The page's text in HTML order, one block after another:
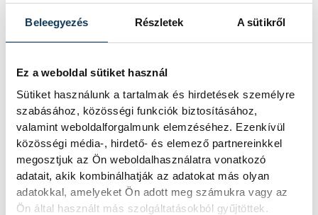
Beleegyezés Részletek A sütikről
Ez a weboldal sütiket használ
Sütiket használunk a tartalmak és hirdetések személyre
szabásához, közösségi funkciók biztosításához,
valamint weboldalforgalmunk elemzéséhez. Ezenkívül
közösségi média-, hirdető- és elemező partnereinkkel
megosztjuk az Ön weboldalhasználatra vonatkozó
adatait, akik kombinálhatják az adatokat más olyan
adatokkal, amelyeket Ön adott meg számukra vagy az
Ön által használt más szolgáltatásokból gyűjtöttek.
A polgármester köszöntőjében azt
hangsúlyozta, Veszprém „kiteheti az
ablakba”, ahogy az időseivel bánik, szerinte
ez a szakmában dolgozó szociális dolgozók
képzettségének, hozzáállásának és
emberségüknek köszönhető.Ovádi Péter